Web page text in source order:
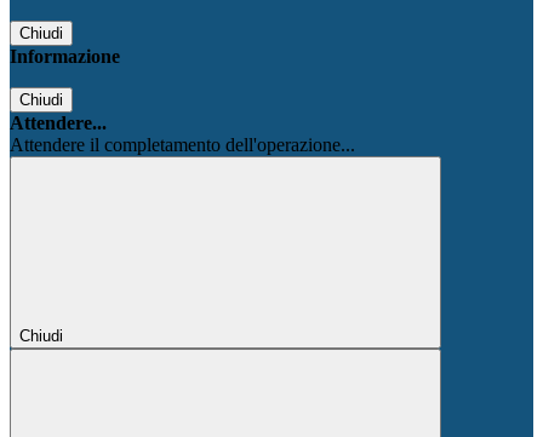
Chiudi
Informazione
Chiudi
Attendere...
Attendere il completamento dell'operazione...
Chiudi